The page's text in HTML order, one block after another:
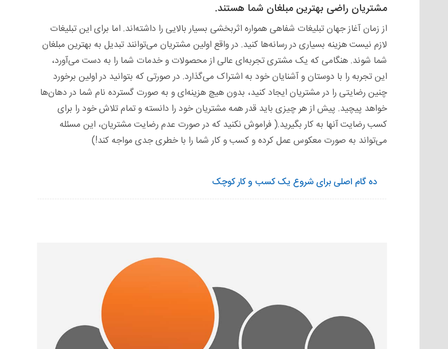
مشتریان راضی بهترین مبلغان شما هستند.
از زمان آغاز جهان تبلیغات شفاهی همواره اثربخشی بسیار بالایی را داشته‌اند. اما برای این تبلیغات
لازم نیست هزینه بسیاری در رسانه‌ها کنید. در واقع اولین مشتریان می‌توانند تبدیل به بهترین مبلغان
شما شوند. هنگامی که یک مشتری تجربه‌ای عالی از محصولات و خدمات شما را به دست می‌آورد،
این تجربه را با دوستان و آشنایان خود به اشتراک می‌گذارد. در صورتی که بتوانید در اولین برخورد
چنین رضایتی را در مشتریان ایجاد کنید، بدون هیچ هزینه‌ای و به صورت گسترده نام شما در دهان‌ها
خواهد پیچید. پیش از هر چیزی باید قدر همه مشتریان خود را دانسته و تمام تلاش خود را برای
کسب رضایت آنها به کار بگیرید.( فراموش نکنید که در صورت عدم رضایت مشتریان، این مسئله
می‌تواند به صورت معکوس عمل کرده و کسب و کار شما را با خطری جدی مواجه کند!)
ده گام اصلی برای شروع یک کسب و کار کوچک